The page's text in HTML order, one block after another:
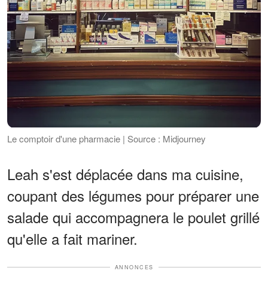
Le comptoir d'une pharmacie | Source : Midjourney
Leah s'est déplacée dans ma cuisine,
coupant des légumes pour préparer une
salade qui accompagnera le poulet grillé
qu'elle a fait mariner.
ANNONCES